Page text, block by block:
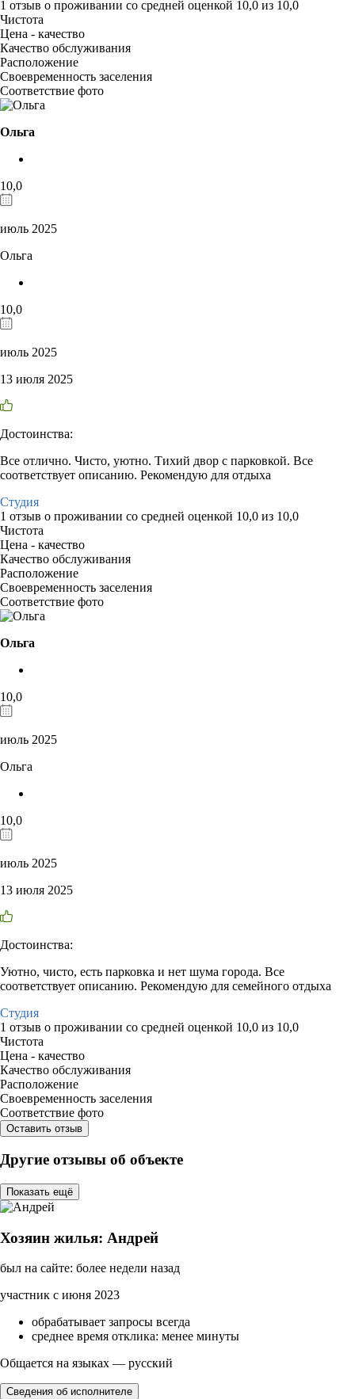
1 отзыв о проживании со средней оценкой 10,0 из 10,0
Чистота
Цена - качество
Качество обслуживания
Расположение
Своевременность заселения
Соответствие фото
Ольга
10,0
июль 2025
Ольга
10,0
июль 2025
13 июля 2025
Достоинства:
Все отлично. Чисто, уютно. Тихий двор с парковкой. Все
соответствует описанию. Рекомендую для отдыха
Студия
1 отзыв о проживании со средней оценкой 10,0 из 10,0
Чистота
Цена - качество
Качество обслуживания
Расположение
Своевременность заселения
Соответствие фото
Ольга
10,0
июль 2025
Ольга
10,0
июль 2025
13 июля 2025
Достоинства:
Уютно, чисто, есть парковка и нет шума города. Все
соответствует описанию. Рекомендую для семейного отдыха
Студия
1 отзыв о проживании со средней оценкой 10,0 из 10,0
Чистота
Цена - качество
Качество обслуживания
Расположение
Своевременность заселения
Соответствие фото
Оставить отзыв
Другие отзывы об объекте
Показать ещё
Хозяин жилья: Андрей
был на сайте: более недели назад
участник с июня 2023
обрабатывает запросы всегда
среднее время отклика: менее минуты
Общается на языках — русский
Сведения об исполнителе